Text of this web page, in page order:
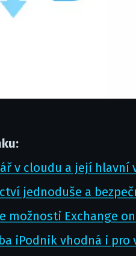
v cloudu a její hlavní
jednoduše a
možnosti Exchange
iPodnik vhodná i pro